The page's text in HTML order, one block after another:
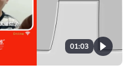
01:03